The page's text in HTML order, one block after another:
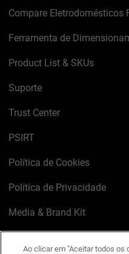
Compare Eletrodomésticos
Ferramenta de
Product List & SKUs
Suporte
Trust Center
PSIRT
Política de Cookies
Política de Privacidade
Media & Brand Kit
Ao clicar em "Aceitar todos os